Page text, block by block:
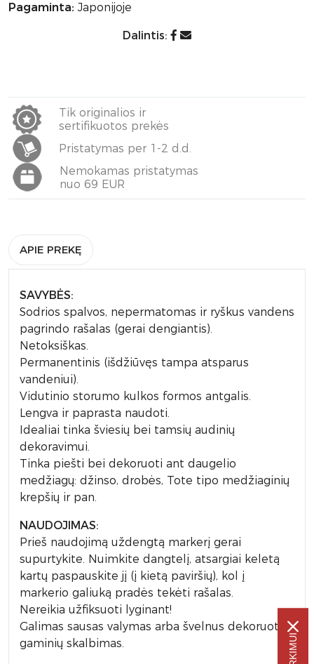
Pagaminta: Japonijoje
Dalintis:
Tik originalios ir
sertifikuotos prekės
Pristatymas per 1-2 d.d.
Nemokamas pristatymas
nuo 69 EUR
APIE PREKĘ
SAVYBĖS:
Sodrios spalvos, nepermatomas ir ryškus vandens
pagrindo rašalas (gerai dengiantis).
Netoksiškas.
Permanentinis (išdžiūvęs tampa atsparus
vandeniui).
Vidutinio storumo kulkos formos antgalis.
Lengva ir paprasta naudoti.
Idealiai tinka šviesių bei tamsių audinių
dekoravimui.
Tinka piešti bei dekoruoti ant daugelio
medžiagų: džinso, drobės, Tote tipo medžiaginių
krepšių ir pan.
NAUDOJIMAS:
Prieš naudojimą uždengtą markerį gerai
supurtykite. Nuimkite dangtelį, atsargiai keletą
kartų paspauskite jį (į kietą paviršių), kol į
markerio galiuką pradės tekėti rašalas.
Nereikia užfiksuoti lyginant!
Galimas sausas valymas arba švelnus dekoruotų
gaminių skalbimas.